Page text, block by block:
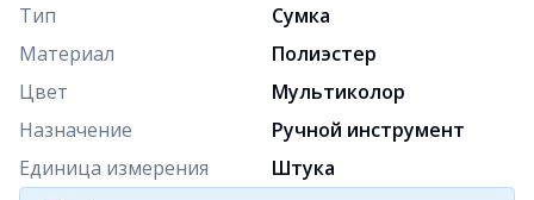
Тип
Сумка
Материал
Полиэстер
Цвет
Мультиколор
Назначение
Ручной инструмент
Единица измерения
Штука